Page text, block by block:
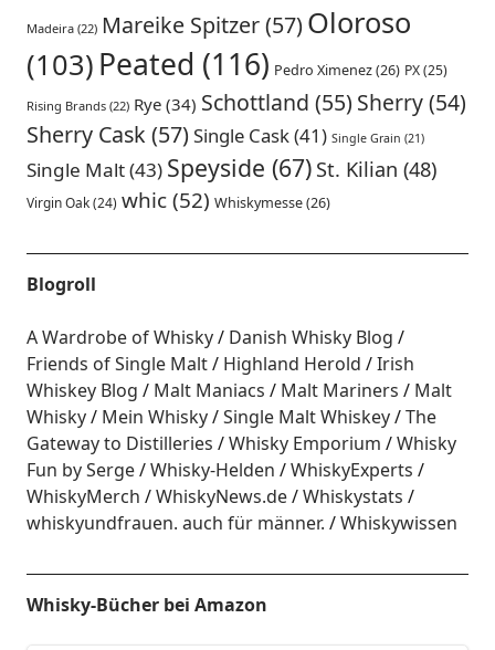
Madeira(22) Mareike Spitzer(57)Oloroso
(103) Peated (116) Pedro Ximenez(26) PX(25)
Rising Brands(22) Rye(34) Schottland (55) Sherry(54)
Sherry Cask (57)Single Cask(41) Single Grain (21)
Single Malt(43) Speyside (67) St. Kilian (48)
Virgin Oak(24) whic(52) Whiskymesse(26)
Blogroll
A Wardrobe of Whisky
Danish Whisky Blog
Friends of Single Malt
Highland Herold
Irish
Whiskey Blog
Malt Maniacs Malt Mariners
Malt
Whisky
Mein Whisky Single Malt Whiskey
The
Gateway to Distilleries
Whisky Emporium
Whisky
Fun by Serge
Whisky-Helden
WhiskyExperts
WhiskyMerch
WhiskyNews.de
Whiskystats
whiskyundfrauen. auch für männer.
Whiskywissen
Whisky-Bücher bei Amazon